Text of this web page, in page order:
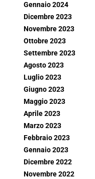
Gennaio 2024
Dicembre 2023
Novembre 2023
Ottobre 2023
Settembre 2023
Agosto 2023
Luglio 2023
Giugno 2023
Maggio 2023
Aprile 2023
Marzo 2023
Febbraio 2023
Gennaio 2023
Dicembre 2022
Novembre 2022